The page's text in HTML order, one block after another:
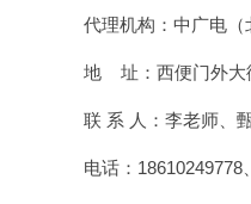
代理机构：中广电（
地    址：西便门外
联 系 人：李老师、
电话：18610249778